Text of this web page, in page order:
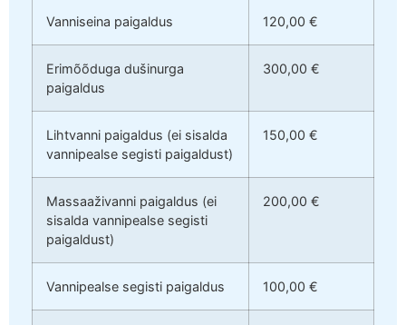
Vanniseina paigaldus 120,00 €
Erimõõduga dušinurga
paigaldus
300,00 €
Lihtvanni paigaldus (ei sisalda
vannipealse segisti paigaldust)
150,00 €
Massaaživanni paigaldus (ei
sisalda vannipealse segisti
paigaldust)
200,00 €
Vannipealse segisti paigaldus 100,00 €